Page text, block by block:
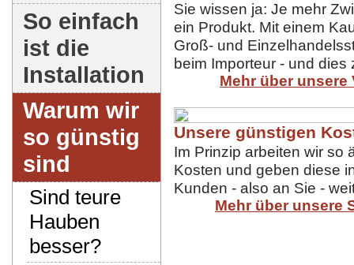
So einfach
ist die
Installation
Warum wir
so günstig
sind
Sind teure
Hauben
besser?
Sie wissen ja: Je mehr
ein Produkt. Mit einem
Groß- und
beim Importeur - und
Mehr über
Unsere günstigen
Im Prinzip arbeiten wir so
Kosten und geben diese
Kunden - also an Sie -
Mehr über unsere